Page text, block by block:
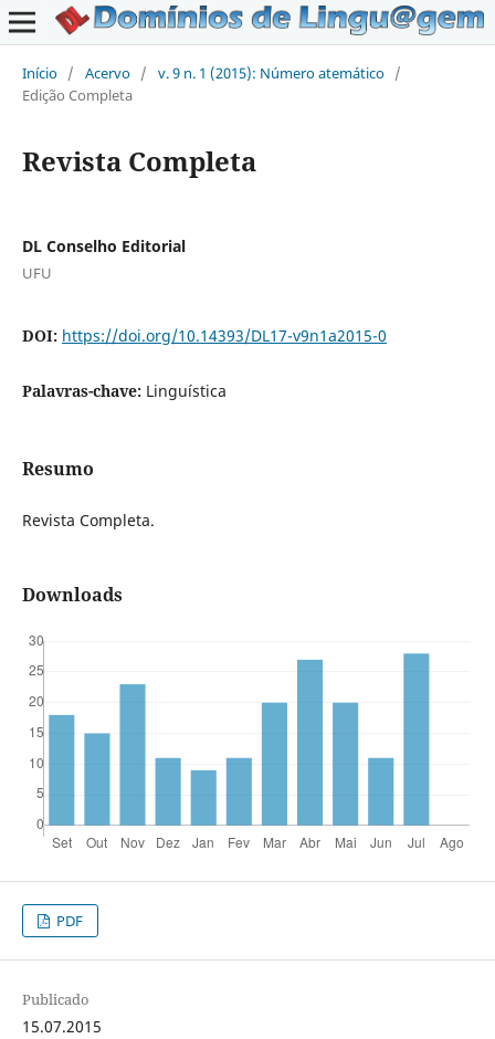
Início / Acervo / v. 9 n. 1 (2015): Número atemático /
Edição Completa
Revista Completa
DL Conselho Editorial
UFU
DOI: https://doi.org/10.14393/DL17-v9n1a2015-0
Palavras-chave: Linguística
Resumo
Revista Completa.
Downloads
PDF
Publicado
15.07.2015